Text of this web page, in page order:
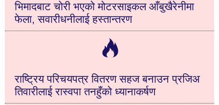
भिमादबाट चोरी भएको मोटरसाइकल आँबुखैरेनीमा
फेला, सवारीधनीलाई हस्तान्तरण
राष्ट्रिय परिचयपत्र वितरण सहज बनाउन प्रजिअ
तिवारीलाई रास्वपा तनहुँको ध्यानाकर्षण